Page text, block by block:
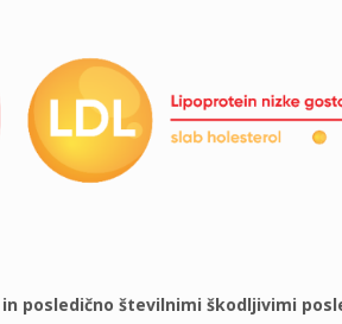
posledično številnimi škodljivimi